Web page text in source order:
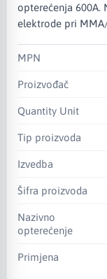
opterećenja 600A.
elektrode pri
MPN
Proizvođač
Quantity Unit
Tip proizvoda
Izvedba
Šifra proizvoda
Nazivno
opterećenje
Primjena